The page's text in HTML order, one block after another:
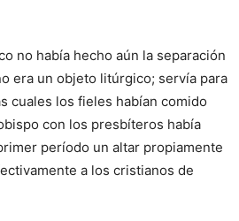
no había hecho aún la separación
era un objeto litúrgico; servía para
cuales los fieles habían comido
con los presbíteros había
período un altar propiamente
a los cristianos de